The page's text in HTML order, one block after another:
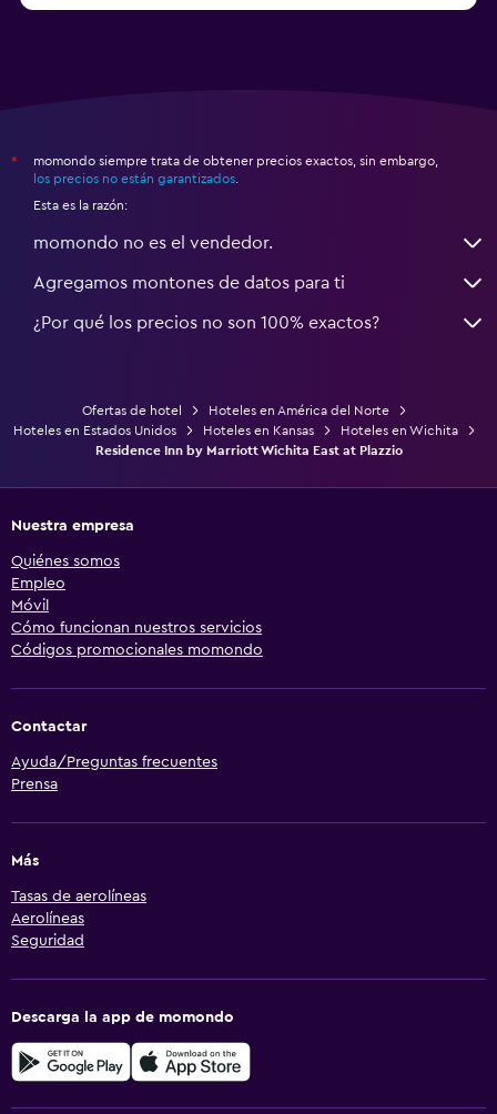
*
momondo siempre trata de obtener precios exactos, sin embargo,
los precios no están garantizados
Esta es la razón:
momondo no es el vendedor.
Agregamos montones de datos para ti
¿Por qué los precios no son 100% exactos?
Ofertas de hotel
Hoteles en América del Norte
Hoteles en Estados Unidos
Hoteles en Kansas
Hoteles en Wichita
Residence Inn by Marriott Wichita East at Plazzio
Nuestra empresa
Quiénes somos
Empleo
Móvil
Cómo funcionan nuestros servicios
Códigos promocionales momondo
Contactar
Ayuda/Preguntas frecuentes
Prensa
Más
Tasas de aerolíneas
Aerolíneas
Seguridad
Descarga la app de momondo